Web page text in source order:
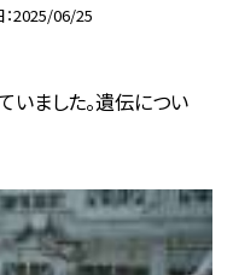
2025/06/25
ました。遺伝につい